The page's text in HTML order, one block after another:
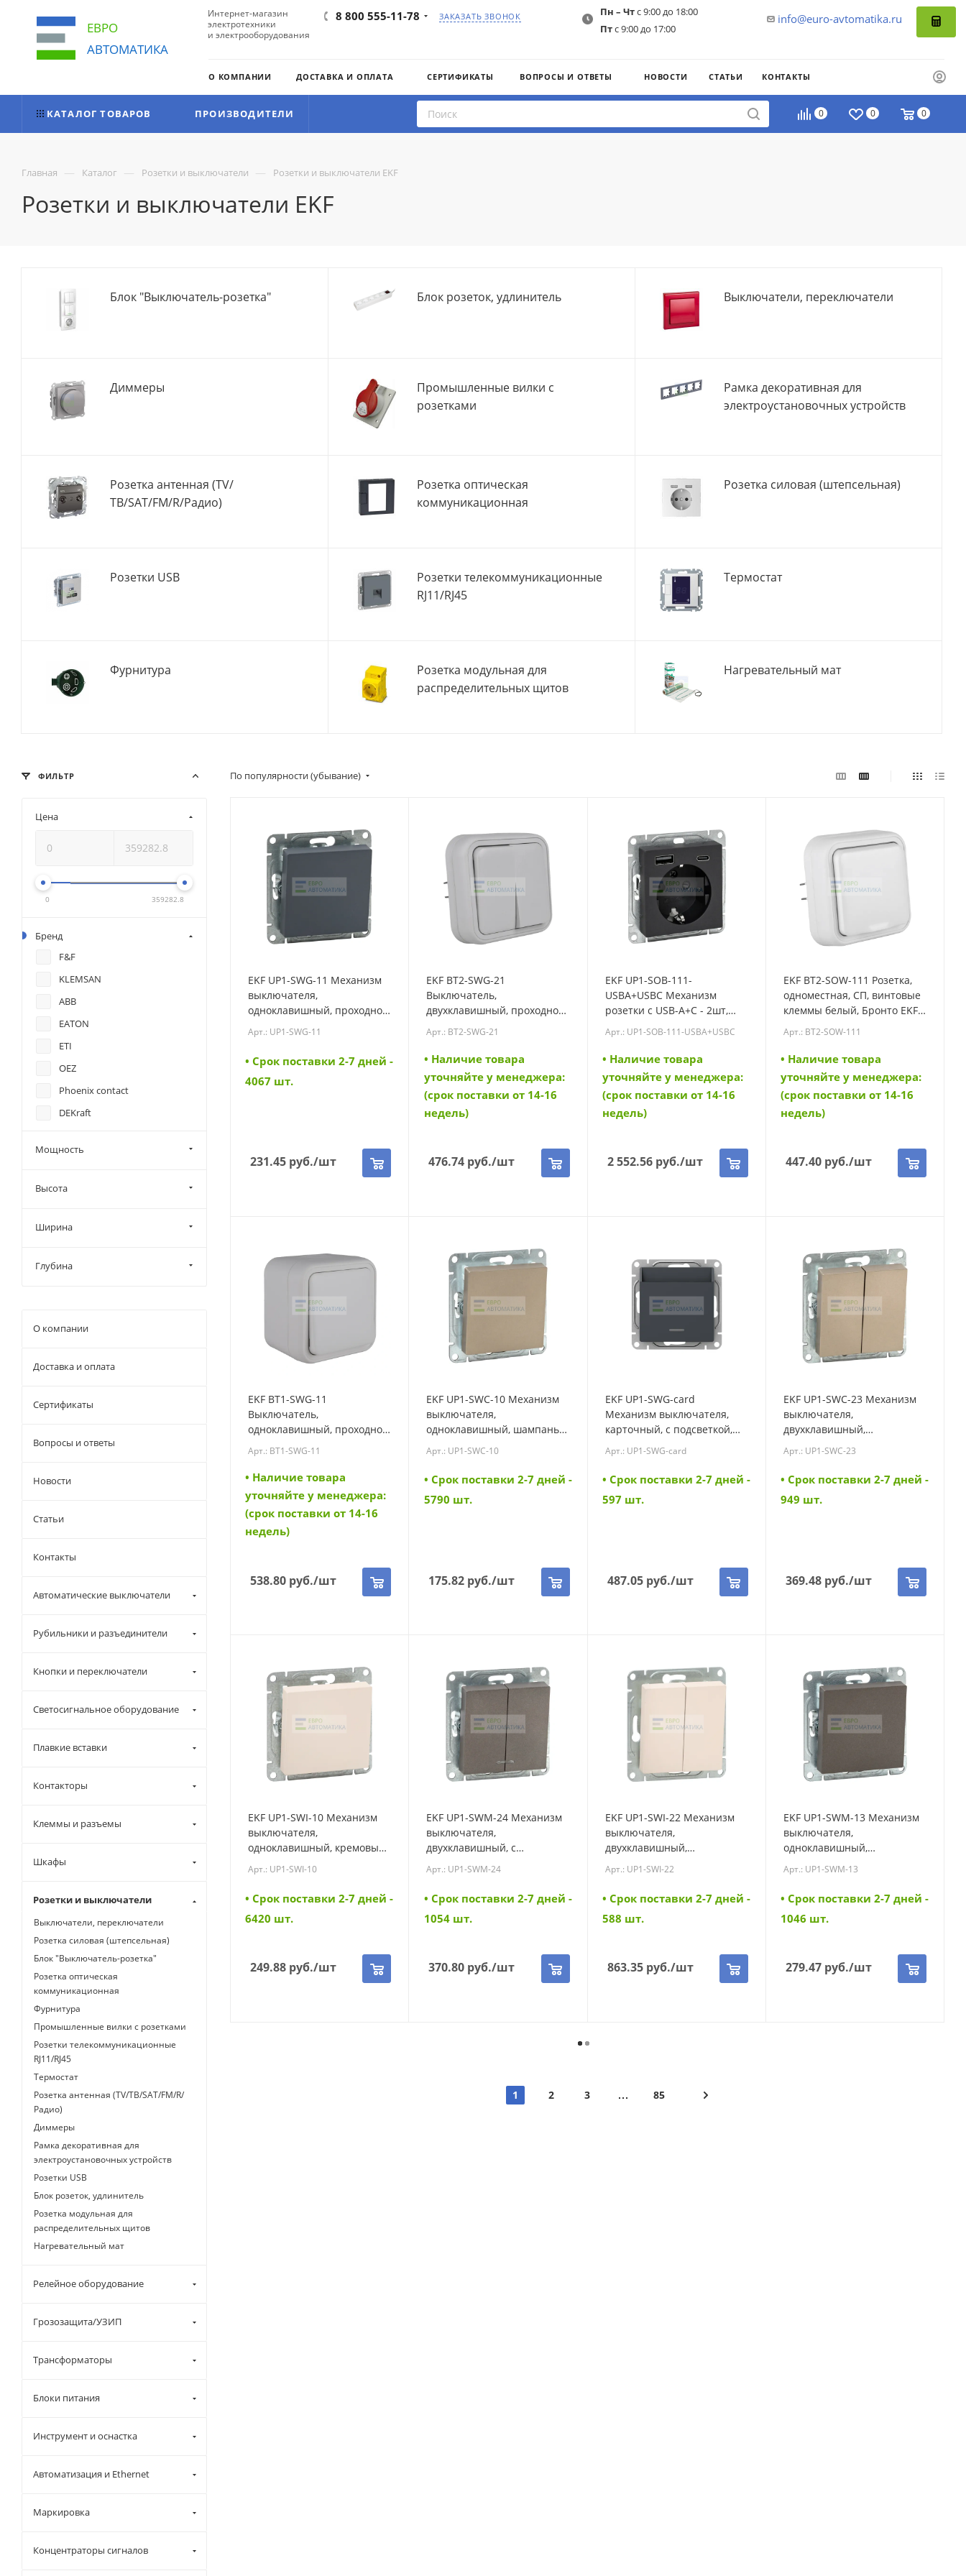
ЕВРО
АВТОМАТИКА
Интернет-магазин
электротехники
и электрооборудования
8 800 555-11-78 ЗАКАЗАТЬ ЗВОНОК info@euro-avtomatika.ru
Пн – Чтс 9:00 до 18:00
Птс 9:00 до 17:00
О КОМПАНИИ ДОСТАВКА И ОПЛАТА СЕРТИФИКАТЫ ВОПРОСЫ И ОТВЕТЫ НОВОСТИ СТАТЬИ КОНТАКТЫ
0 0 0
КАТАЛОГ ТОВАРОВ ПРОИЗВОДИТЕЛИ
Главная — Каталог — Розетки и выключатели — Розетки и выключатели EKF
Розетки и выключатели EKF
Блок "Выключатель-розетка" Блок розеток, удлинитель Выключатели, переключатели
Диммеры
Промышленные вилки с
розетками
Рамка декоративная для
электроустановочных устройств
Розетка антенная (TV/
ТВ/SAT/FM/R/Радио)
Розетка оптическая
коммуникационная
Розетка силовая (штепсельная)
Розетки USB
Розетки телекоммуникационные
RJ11/RJ45
Термостат
Фурнитура
Розетка модульная для
распределительных щитов
Нагревательный мат
По популярности (убывание)
EKF UP1-SWG-11 Механизм
выключателя,
одноклавишный, проходной,
графит Эпика EKF (UP1-SWG-
11)
Арт.: UP1-SWG-11
• Cрок поставки 2-7 дней -
4067 шт.
231.45 руб./шт
EKF BT2-SWG-21
Выключатель,
двухклавишный, проходной,
СП, автоматические клеммы
серый, Бронто EKF (BT2-
SWG-21)
Арт.: BT2-SWG-21
• Наличие товара
уточняйте у менеджера:
(срок поставки от 14-16
недель)
476.74 руб./шт
EKF UP1-SOB-111-
USBA+USBC Механизм
розетки с USB-A+С - 2шт,
16А, с заземлением, со
шторками, чёрный Эпика
EKF (UP1-SOB-111-
USBA+USBC)
Арт.: UP1-SOB-111-USBA+USBC
• Наличие товара
уточняйте у менеджера:
(срок поставки от 14-16
недель)
2 552.56руб./шт
EKF BT2-SOW-111 Розетка,
одноместная, СП, винтовые
клеммы белый, Бронто EKF
(BT2-SOW-111)
Арт.: BT2-SOW-111
• Наличие товара
уточняйте у менеджера:
(срок поставки от 14-16
недель)
447.40руб./шт
EKF BT1-SWG-11
Выключатель,
одноклавишный, проходной
серый, Бронто EKF (BT1-
SWG-11)
Арт.: BT1-SWG-11
• Наличие товара
уточняйте у менеджера:
(срок поставки от 14-16
недель)
538.80 руб./шт
EKF UP1-SWC-10 Механизм
выключателя,
одноклавишный, шампань
Арт.: UP1-SWC-10
• Cрок поставки 2-7 дней -
5790 шт.
175.82 руб./шт
EKF UP1-SWG-card
Механизм выключателя,
карточный, с подсветкой,
card)
Арт.: UP1-SWG-card
• Cрок поставки 2-7 дней -
597 шт.
487.05руб./шт
EKF UP1-SWC-23 Механизм
выключателя,
двухклавишный,
EKF (UP1-SWC-23)
Арт.: UP1-SWC-23
• Cрок поставки 2-7 дней -
949 шт.
369.48руб./шт
EKF UP1-SWI-10 Механизм
выключателя,
одноклавишный, кремовый
Эпика EKF (UP1-SWI-10)
Арт.: UP1-SWI-10
• Cрок поставки 2-7 дней -
6420 шт.
249.88 руб./шт
EKF UP1-SWM-24 Механизм
выключателя,
двухклавишный, с
подсветкой, мокко Эпика
EKF (UP1-SWM-24)
Арт.: UP1-SWM-24
• Cрок поставки 2-7 дней -
1054 шт.
370.80 руб./шт
EKF UP1-SWI-22 Механизм
выключателя,
двухклавишный,
перекрёстный, кремовый
Эпика EKF (UP1-SWI-22)
Арт.: UP1-SWI-22
• Cрок поставки 2-7 дней -
588 шт.
863.35руб./шт
EKF UP1-SWM-13 Механизм
выключателя,
одноклавишный,
кнопочный, мокко Эпика
EKF (UP1-SWM-13)
Арт.: UP1-SWM-13
• Cрок поставки 2-7 дней -
1046 шт.
279.47руб./шт
1 2 3 85
ФИЛЬТР
Цена
0 359282.8
Бренд
F&F
KLEMSAN
ABB
EATON
ETI
OEZ
Phoenix contact
DEKraft
EKF
DKC
Schneider Electric
Мощность
Высота
Ширина
Глубина
О компании
Доставка и оплата
Сертификаты
Вопросы и ответы
Новости
Статьи
Контакты
Автоматические выключатели
Рубильники и разъединители
Кнопки и переключатели
Светосигнальное оборудование
Плавкие вставки
Контакторы
Клеммы и разъемы
Шкафы
Розетки и выключатели
Выключатели, переключатели
Розетка силовая (штепсельная)
Блок "Выключатель-розетка"
Розетка оптическая
коммуникационная
Фурнитура
Промышленные вилки с розетками
Розетки телекоммуникационные
RJ11/RJ45
Термостат
Розетка антенная (TV/ТВ/SAT/FM/R/
Радио)
Диммеры
Рамка декоративная для
электроустановочных устройств
Розетки USB
Блок розеток, удлинитель
Розетка модульная для
распределительных щитов
Нагревательный мат
Релейное оборудование
Грозозащита/УЗИП
Трансформаторы
Блоки питания
Инструмент и оснастка
Автоматизация и Ethernet
Маркировка
Концентраторы сигналов